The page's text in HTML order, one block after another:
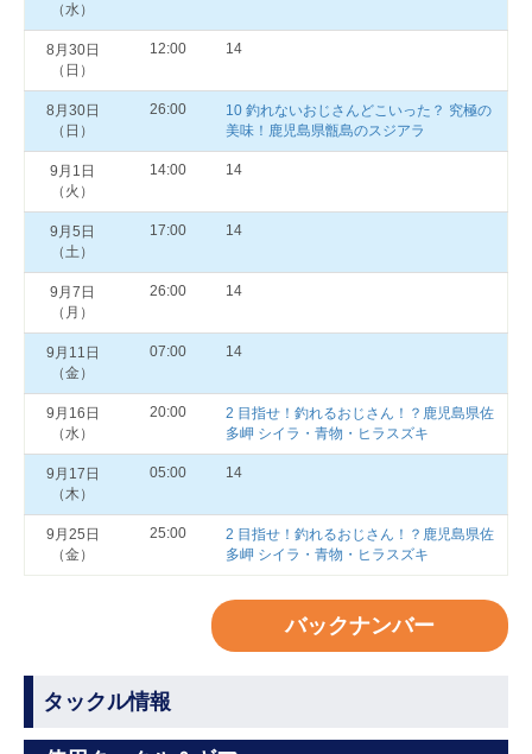
（水）
8月30日
（日）
12:00 14
8月30日
（日）
26:00
10 釣れないおじさんどこいった？ 究極の
美味！鹿児島県甑島のスジアラ
9月1日
（火）
14:00 14
9月5日
（土）
17:00 14
9月7日
（月）
26:00 14
9月11日
（金）
07:00 14
9月16日
（水）
20:00
2 目指せ！釣れるおじさん！？鹿児島県佐
多岬 シイラ・青物・ヒラスズキ
9月17日
（木）
05:00 14
9月25日
（金）
25:00
2 目指せ！釣れるおじさん！？鹿児島県佐
多岬 シイラ・青物・ヒラスズキ
バックナンバー
タックル情報